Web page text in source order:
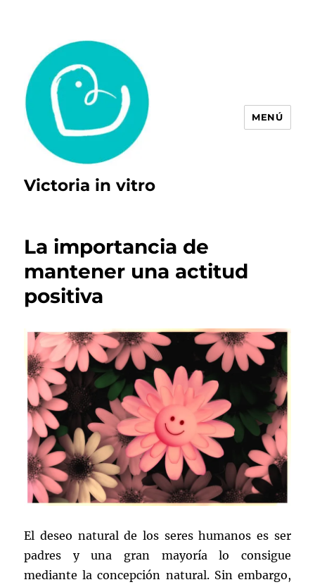
Victoria in vitro
MENÚ
La importancia de
mantener una actitud
positiva
El deseo natural de los seres humanos es ser
padres y una gran mayoría lo consigue
mediante la concepción natural. Sin embargo,